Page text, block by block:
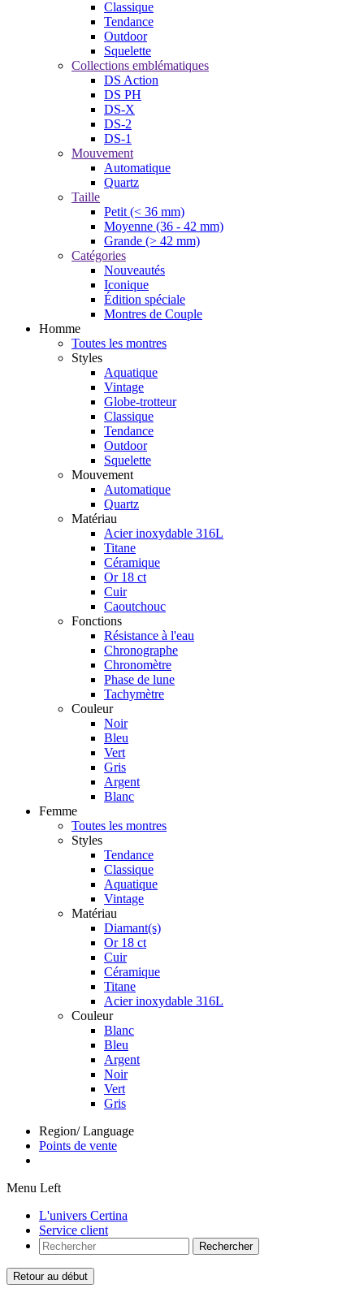
Classique
Tendance
Outdoor
Squelette
Collections emblématiques
DS Action
DS PH
DS-X
DS-2
DS-1
Mouvement
Automatique
Quartz
Taille
Petit (< 36 mm)
Moyenne (36 - 42 mm)
Grande (> 42 mm)
Catégories
Nouveautés
Iconique
Édition spéciale
Montres de Couple
Homme
Toutes les montres
Styles
Aquatique
Vintage
Globe-trotteur
Classique
Tendance
Outdoor
Squelette
Mouvement
Automatique
Quartz
Matériau
Acier inoxydable 316L
Titane
Céramique
Or 18 ct
Cuir
Caoutchouc
Fonctions
Résistance à l'eau
Chronographe
Chronomètre
Phase de lune
Tachymètre
Couleur
Noir
Bleu
Vert
Gris
Argent
Blanc
Femme
Toutes les montres
Styles
Tendance
Classique
Aquatique
Vintage
Matériau
Diamant(s)
Or 18 ct
Cuir
Céramique
Titane
Acier inoxydable 316L
Couleur
Blanc
Bleu
Argent
Noir
Vert
Gris
Region/ Language
Points de vente
Menu Left
L'univers Certina
Service client
Rechercher
Retour au début